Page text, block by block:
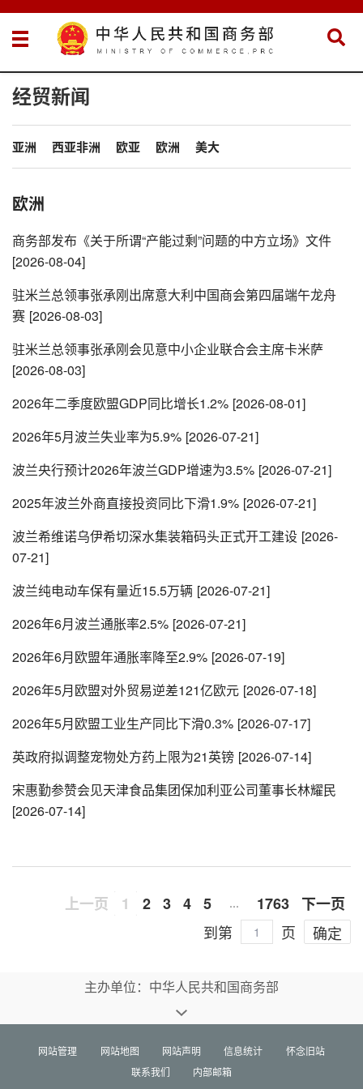
经贸新闻
亚洲 西亚非洲 欧亚 欧洲 美大
欧洲
商务部发布《关于所谓“产能过剩”问题的中方立场》文件
[2026-08-04]
驻米兰总领事张承刚出席意大利中国商会第四届端午龙舟
赛 [2026-08-03]
驻米兰总领事张承刚会见意中小企业联合会主席卡米萨
[2026-08-03]
2026年二季度欧盟GDP同比增长1.2% [2026-08-01]
2026年5月波兰失业率为5.9% [2026-07-21]
波兰央行预计2026年波兰GDP增速为3.5% [2026-07-21]
2025年波兰外商直接投资同比下滑1.9% [2026-07-21]
波兰希维诺乌伊希切深水集装箱码头正式开工建设 [2026-
07-21]
波兰纯电动车保有量近15.5万辆 [2026-07-21]
2026年6月波兰通胀率2.5% [2026-07-21]
2026年6月欧盟年通胀率降至2.9% [2026-07-19]
2026年5月欧盟对外贸易逆差121亿欧元 [2026-07-18]
2026年5月欧盟工业生产同比下滑0.3% [2026-07-17]
英政府拟调整宠物处方药上限为21英镑 [2026-07-14]
宋惠勤参赞会见天津食品集团保加利亚公司董事长林耀民
[2026-07-14]
上一页 1 2 3 4 5 … 1763
下一页
到第
页 确定
主办单位：中华人民共和国商务部
网站管理 网站地图 网站声明 信息统计
怀念旧站
联系我们
内部邮箱